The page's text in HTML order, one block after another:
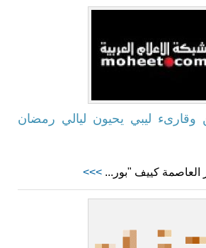
وقارىء ليبي يحيون ليالي رمضان
كييف "بور... >>>